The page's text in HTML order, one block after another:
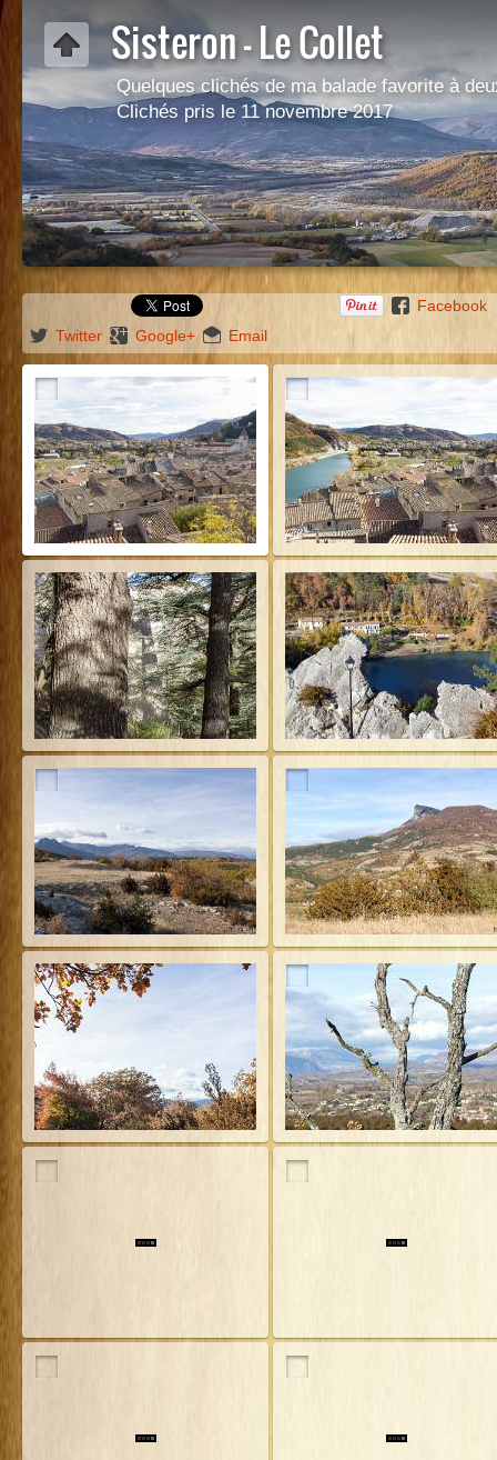
Sisteron - Le Collet
Quelques clichés de ma balade favorite à
Clichés pris le 11 novembre 2017
Facebook
Twitter
Google+ Email